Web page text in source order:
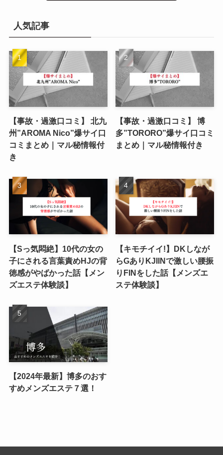
人気記事
【事故・過激口コミ】 北九
州”AROMA Nico”爆サイ口
コミまとめ｜マル秘情報付
き
【事故・過激口コミ】 博
多”TORORO”爆サイ口コミ
まとめ｜マル秘情報付き
【Sっ気悶絶】10代の女の
子にされる言葉責めHJの背
徳感がやばかった話【メン
ズエステ体験談】
【キモチイイ!】DKしなが
らGありKJIINで激しい腰振
りFINをした話【メンズエ
ステ体験談】
【2024年最新】博多のおす
すめメンズエステ７選！